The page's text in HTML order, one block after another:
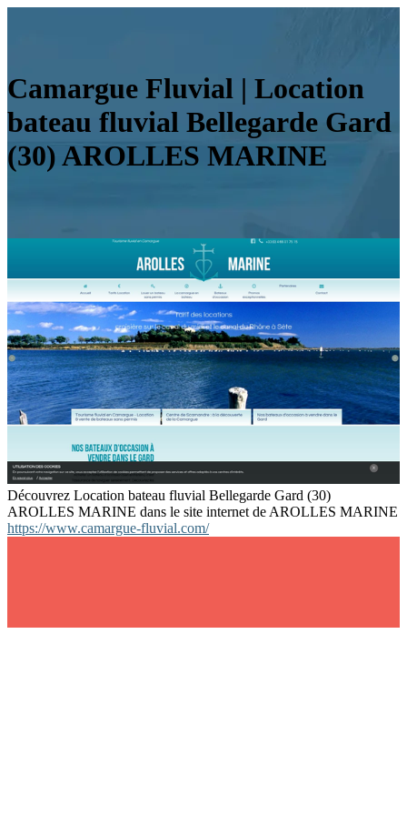
Camargue Fluvial | Location
bateau fluvial Bellegarde Gard
(30) AROLLES MARINE
Découvrez Location bateau fluvial Bellegarde Gard (30)
AROLLES MARINE dans le site internet de AROLLES MARINE
https://www.camargue-fluvial.com/